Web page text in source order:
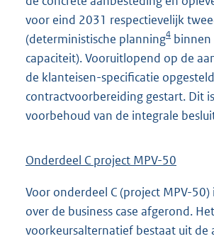
voor eind 2031 respectievelijk
(deterministische planning4 binnen
capaciteit). Vooruitlopend op de
de klanteisen-specificatie
contractvoorbereiding gestart. Dit
voorbehoud van de integrale
Onderdeel C project MPV-50
Voor onderdeel C (project MPV-
over de business case afgerond. Het
voorkeursalternatief bestaat uit de